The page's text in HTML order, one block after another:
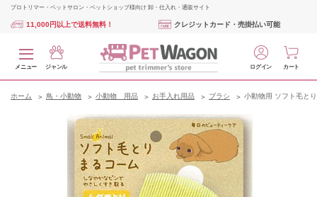
プロトリマー・ペットサロン・ペットショップ様向け 卸・仕入れ・通販サイト
11,000円以上で送料無料！ クレジットカード・売掛払い可能
メニュー ジャンル ログイン カート
ホーム 鳥・小動物 小動物 用品 お手入れ用品 ブラシ 小動物用 ソフト毛と